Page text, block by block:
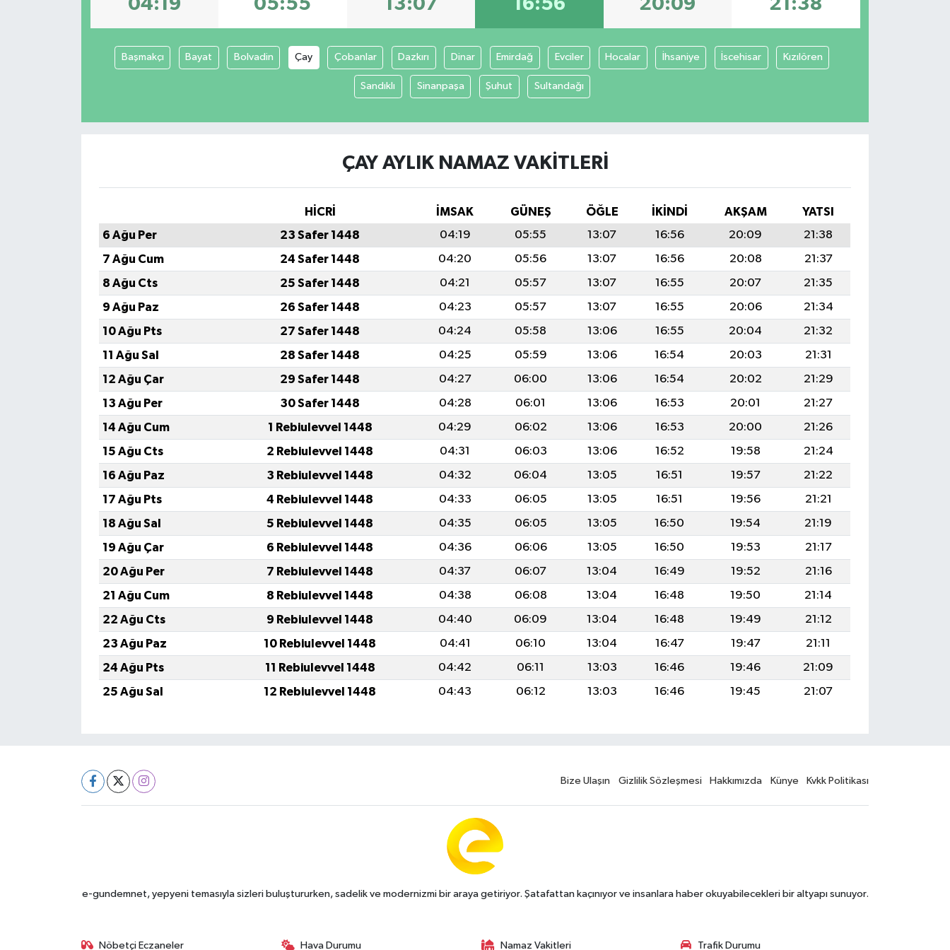
Başmakçı Bayat Bolvadin Çay Çobanlar Dazkırı Dinar Emirdağ Evciler Hocalar İhsaniye İscehisar Kızılören
Sandıklı Sinanpaşa Şuhut Sultandağı
ÇAY AYLIK NAMAZ VAKITLERI
HİCRİ İMSAK GÜNEŞ ÖĞLE İKINDI AKŞAM
YATSI
6 Ağu Per
23 Safer 1448 04:19 05:55 13:07 16:56 20:09
21:38
7 Ağu Cum
24 Safer 1448 04:20 05:56 13:07 16:56 20:08
21:37
8 Ağu Cts
25 Safer 1448 04:21 05:57 13:07 16:55 20:07
21:35
9 Ağu Paz
26 Safer 1448 04:23 05:57 13:07 16:55 20:06
21:34
10 Ağu Pts
27 Safer 1448 04:24 05:58 13:06 16:55 20:04
21:32
11 Ağu Sal
28 Safer 1448 04:25 05:59 13:06 16:54 20:03
21:31
12 Ağu Çar
29 Safer 1448 04:27 06:00 13:06 16:54 20:02
21:29
13 Ağu Per
30 Safer 1448 04:28 06:01 13:06 16:53 20:01
21:27
14 Ağu Cum
1 Rebiulevvel 1448 04:29 06:02 13:06 16:53 20:00
21:26
15 Ağu Cts
2 Rebiulevvel 1448 04:31 06:03 13:06 16:52 19:58
21:24
16 Ağu Paz
3 Rebiulevvel 1448 04:32 06:04 13:05 16:51 19:57
21:22
17 Ağu Pts
4 Rebiulevvel 1448 04:33 06:05 13:05 16:51 19:56
21:21
18 Ağu Sal
5 Rebiulevvel 1448 04:35 06:05 13:05 16:50 19:54
21:19
19 Ağu Çar
6 Rebiulevvel 1448 04:36 06:06 13:05 16:50 19:53
21:17
20 Ağu Per
7 Rebiulevvel 1448 04:37 06:07 13:04 16:49 19:52
21:16
21 Ağu Cum
8 Rebiulevvel 1448 04:38 06:08 13:04 16:48 19:50
21:14
22 Ağu Cts
9 Rebiulevvel 1448 04:40 06:09 13:04 16:48 19:49
21:12
23 Ağu Paz
10 Rebiulevvel 1448 04:41 06:10 13:04 16:47 19:47
21:11
24 Ağu Pts
11 Rebiulevvel 1448 04:42 06:11 13:03 16:46 19:46
21:09
25 Ağu Sal
12 Rebiulevvel 1448 04:43 06:12 13:03 16:46 19:45 21:07
Bize Ulaşın Gizlilik Sözleşmesi Hakkımızda Künye Kvkk Politikası
e-gundemnet, yepyeni temasıyla sizleri buluştururken, sadelik ve modernizmi bir araya getiriyor. Şatafattan kaçınıyor ve insanlara haber okuyabilecekleri bir altyapı sunuyor.
Nöbetçi Eczaneler Hava Durumu Namaz Vakitleri Trafik Durumu